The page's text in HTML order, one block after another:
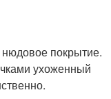
покрытие.
ухоженный